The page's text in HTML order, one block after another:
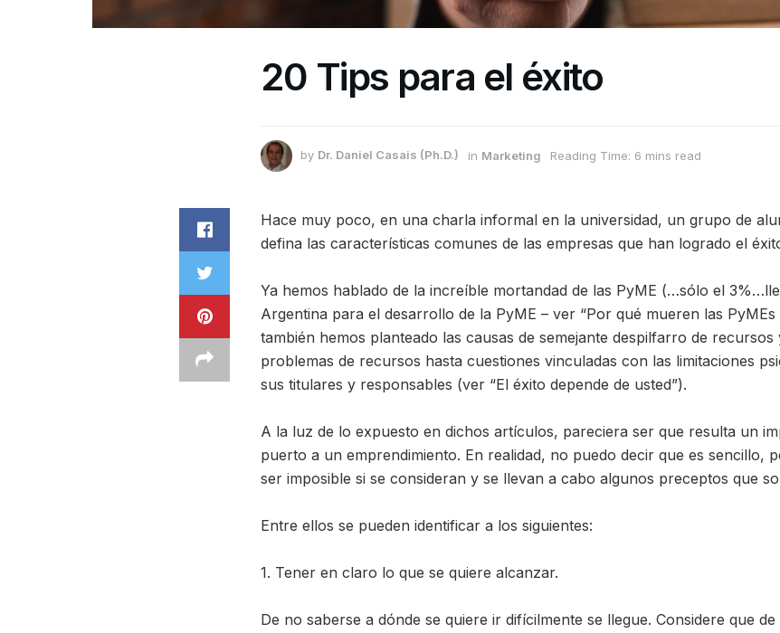
20 Tips para el éxito
by Dr. Daniel Casais (Ph.D.) in Marketing Reading Time: 6 mins read
Hace muy poco, en una charla informal en la universidad, un grupo de
defina las características comunes de las empresas que han logrado el
Ya hemos hablado de la increíble mortandad de las PyME (…sólo el
Argentina para el desarrollo de la PyME – ver “Por qué mueren las
también hemos planteado las causas de semejante despilfarro de recursos
problemas de recursos hasta cuestiones vinculadas con las limitaciones
sus titulares y responsables (ver “El éxito depende de usted”).
A la luz de lo expuesto en dichos artículos, pareciera ser que resulta un
puerto a un emprendimiento. En realidad, no puedo decir que es sencillo,
ser imposible si se consideran y se llevan a cabo algunos preceptos que
Entre ellos se pueden identificar a los siguientes:
1. Tener en claro lo que se quiere alcanzar.
De no saberse a dónde se quiere ir difícilmente se llegue. Considere que